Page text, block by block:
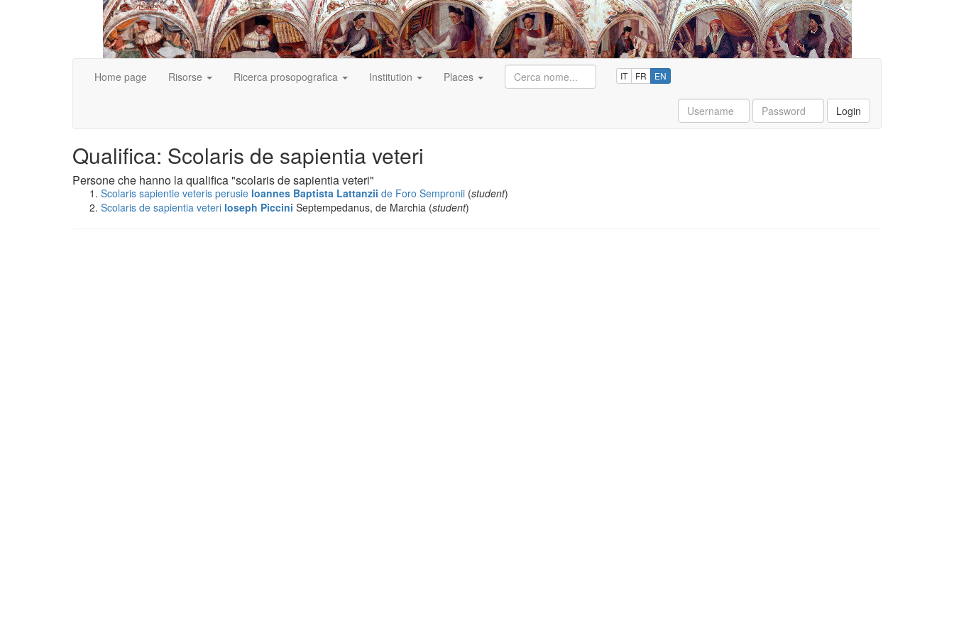
Home page Risorse Ricerca prosopografica Institution Places IT FR EN
Username Password Login
Qualifica: Scolaris de sapientia veteri
Persone che hanno la qualifica "scolaris de sapientia veteri"
Scolaris sapientie veteris perusie Ioannes Baptista Lattanzii de Foro Sempronii (student)
Scolaris de sapientia veteri Ioseph Piccini Septempedanus, de Marchia (student)